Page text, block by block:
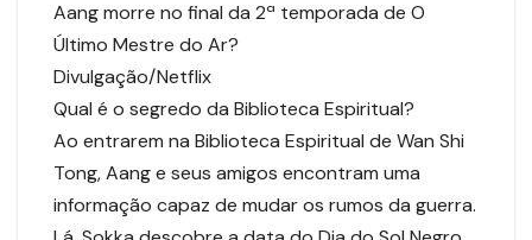
Aang morre no final da 2ª temporada de O
Último Mestre do Ar?
Divulgação/Netflix
Qual é o segredo da Biblioteca Espiritual?
Ao entrarem na Biblioteca Espiritual de Wan Shi
Tong, Aang e seus amigos encontram uma
informação capaz de mudar os rumos da guerra.